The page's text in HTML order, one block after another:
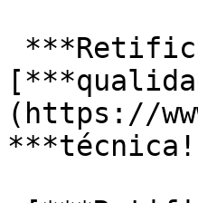
(https://